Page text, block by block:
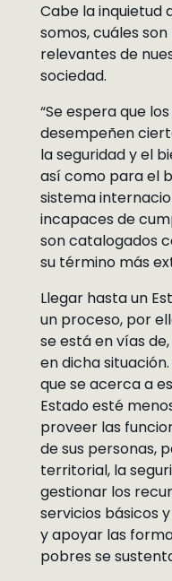
Cabe la inquietud
somos, cuáles
relevantes de
sociedad.
“Se espera que
desempeñen
la seguridad y el
así como para el
sistema
incapaces de
son catalogados
su término más
Llegar hasta un
un proceso, por
se está en vías
en dicha
que se acerca a
Estado esté
proveer las
de sus personas,
territorial, la
gestionar los
servicios básicos
y apoyar las
pobres se